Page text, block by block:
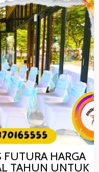
FUTURA HARGA
TAHUN UNTUK